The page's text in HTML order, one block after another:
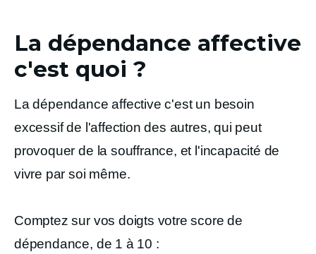
La dépendance affective
c'est quoi ?
La dépendance affective c'est un besoin
excessif de l'affection des autres, qui peut
provoquer de la souffrance, et l'incapacité de
vivre par soi même.
Comptez sur vos doigts votre score de
dépendance, de 1 à 10 :